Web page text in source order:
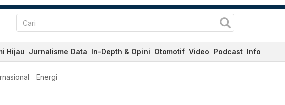
Hijau Jurnalisme Data In-Depth & Opini Otomotif Video Podcast Info
Energi